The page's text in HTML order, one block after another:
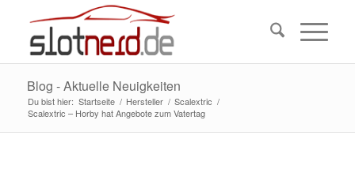
Blog - Aktuelle Neuigkeiten
Du bist hier: Startseite / Hersteller / Scalextric /
Scalextric – Horby hat Angebote zum Vatertag